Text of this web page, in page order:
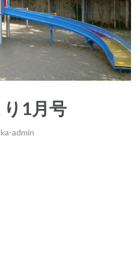
1月号
admin